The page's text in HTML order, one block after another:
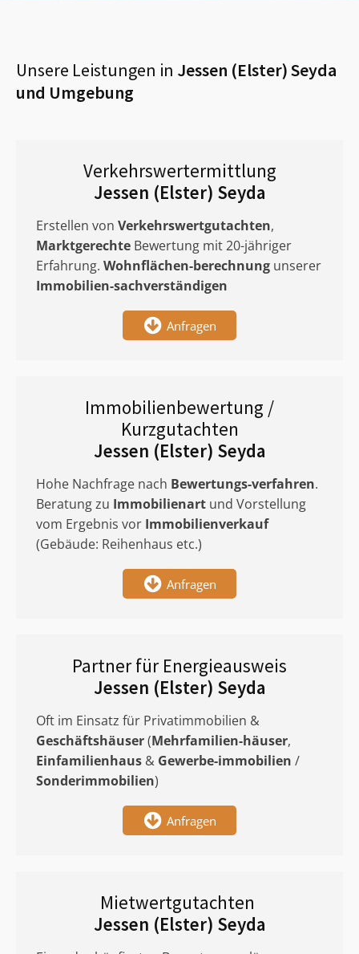
Unsere Leistungen in Jessen (Elster) Seyda
und Umgebung
Verkehrswertermittlung
Jessen (Elster) Seyda
Erstellen von Verkehrswertgutachten,
Marktgerechte Bewertung mit 20-jähriger
Erfahrung. Wohnflächen-berechnung unserer
Immobilien-sachverständigen
Anfragen
Immobilienbewertung /
Kurzgutachten
Jessen (Elster) Seyda
Hohe Nachfrage nach Bewertungs-verfahren.
Beratung zu Immobilienart und Vorstellung
vom Ergebnis vor Immobilienverkauf
(Gebäude: Reihenhaus etc.)
Anfragen
Partner für Energieausweis
Jessen (Elster) Seyda
Oft im Einsatz für Privatimmobilien &
Geschäftshäuser(Mehrfamilien-häuser,
Einfamilienhaus & Gewerbe-immobilien /
Sonderimmobilien)
Anfragen
Mietwertgutachten
Jessen (Elster) Seyda